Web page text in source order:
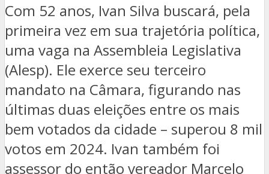
Com 52 anos, Ivan Silva buscará, pela
primeira vez em sua trajetória política,
uma vaga na Assembleia Legislativa
(Alesp). Ele exerce seu terceiro
mandato na Câmara, figurando nas
últimas duas eleições entre os mais
bem votados da cidade – superou 8 mil
votos em 2024. Ivan também foi
assessor do então vereador Marcelo